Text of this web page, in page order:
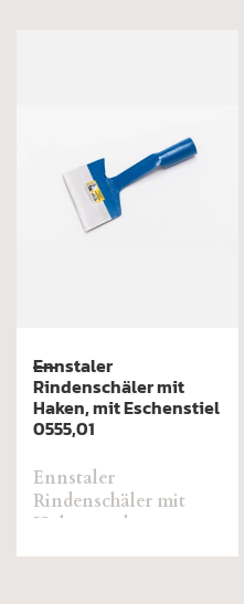
Ennstaler
Rindenschäler mit
Haken, mit Eschenstiel
0555,01
Ennstaler
Rindenschäler mit
Haken und